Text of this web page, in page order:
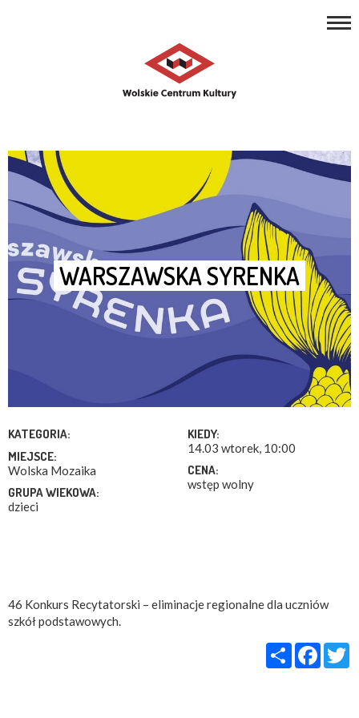
WARSZAWSKA SYRENKA
KATEGORIA:
MIEJSCE:
Wolska Mozaika
GRUPA WIEKOWA:
dzieci
KIEDY:
14.03 wtorek, 10:00
CENA:
wstęp wolny
46 Konkurs Recytatorski – eliminacje regionalne dla uczniów
szkół podstawowych.
Share
ZAJĘCIA
PROJEKTY
NASZE MIEJSCA
KONTAKT